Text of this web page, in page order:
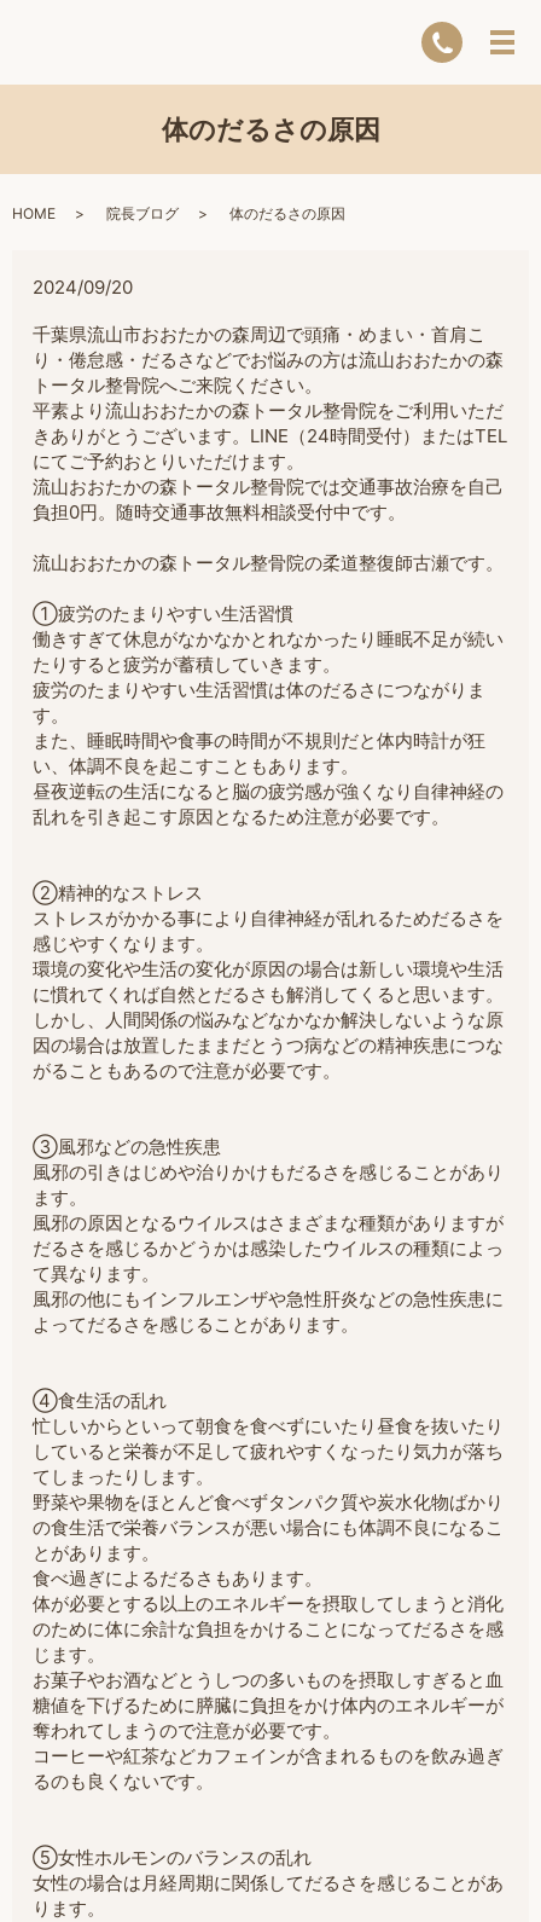
体のだるさの原因
HOME 院長ブログ 体のだるさの原因
2024/09/20
千葉県流山市おおたかの森周辺で頭痛・めまい・首肩こ
り・倦怠感・だるさなどでお悩みの方は流山おおたかの森
トータル整骨院へご来院ください。
平素より流山おおたかの森トータル整骨院をご利用いただ
きありがとうございます。LINE（24時間受付）またはTEL
にてご予約おとりいただけます。
流山おおたかの森トータル整骨院では交通事故治療を自己
負担0円。随時交通事故無料相談受付中です。
流山おおたかの森トータル整骨院の柔道整復師古瀬です。
①疲労のたまりやすい生活習慣
働きすぎて休息がなかなかとれなかったり睡眠不足が続い
たりすると疲労が蓄積していきます。
疲労のたまりやすい生活習慣は体のだるさにつながりま
す。
また、睡眠時間や食事の時間が不規則だと体内時計が狂
い、体調不良を起こすこともあります。
昼夜逆転の生活になると脳の疲労感が強くなり自律神経の
乱れを引き起こす原因となるため注意が必要です。
②精神的なストレス
ストレスがかかる事により自律神経が乱れるためだるさを
感じやすくなります。
環境の変化や生活の変化が原因の場合は新しい環境や生活
に慣れてくれば自然とだるさも解消してくると思います。
しかし、人間関係の悩みなどなかなか解決しないような原
因の場合は放置したままだとうつ病などの精神疾患につな
がることもあるので注意が必要です。
③風邪などの急性疾患
風邪の引きはじめや治りかけもだるさを感じることがあり
ます。
風邪の原因となるウイルスはさまざまな種類がありますが
だるさを感じるかどうかは感染したウイルスの種類によっ
て異なります。
風邪の他にもインフルエンザや急性肝炎などの急性疾患に
よってだるさを感じることがあります。
④食生活の乱れ
忙しいからといって朝食を食べずにいたり昼食を抜いたり
していると栄養が不足して疲れやすくなったり気力が落ち
てしまったりします。
野菜や果物をほとんど食べずタンパク質や炭水化物ばかり
の食生活で栄養バランスが悪い場合にも体調不良になるこ
とがあります。
食べ過ぎによるだるさもあります。
体が必要とする以上のエネルギーを摂取してしまうと消化
のために体に余計な負担をかけることになってだるさを感
じます。
お菓子やお酒などとうしつの多いものを摂取しすぎると血
糖値を下げるために膵臓に負担をかけ体内のエネルギーが
奪われてしまうので注意が必要です。
コーヒーや紅茶などカフェインが含まれるものを飲み過ぎ
るのも良くないです。
⑤女性ホルモンのバランスの乱れ
女性の場合は月経周期に関係してだるさを感じることがあ
ります。